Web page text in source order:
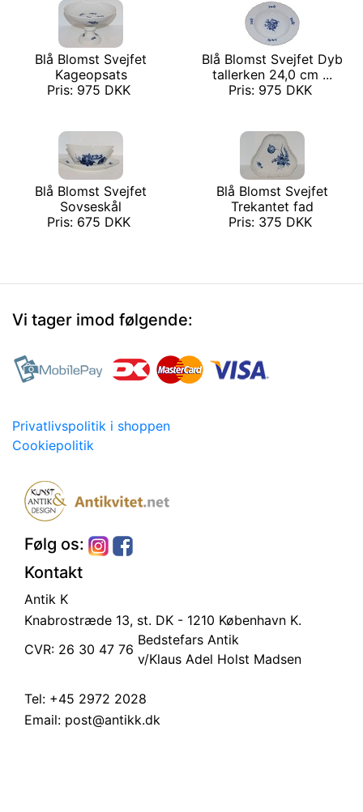
Blå Blomst Svejfet
Kageopsats
Pris: 975 DKK
Blå Blomst Svejfet Dyb
tallerken 24,0 cm ...
Pris: 975 DKK
Blå Blomst Svejfet
Sovseskål
Pris: 675 DKK
Blå Blomst Svejfet
Trekantet fad
Pris: 375 DKK
Vi tager imod følgende:
Privatlivspolitik i shoppen
Cookiepolitik
Følg os:
Kontakt
Antik K
Knabrostræde 13, st. DK - 1210 København K.
CVR: 26 30 47 76
Bedstefars Antik
v/Klaus Adel Holst Madsen
Tel: +45 2972 2028
Email: post@antikk.dk